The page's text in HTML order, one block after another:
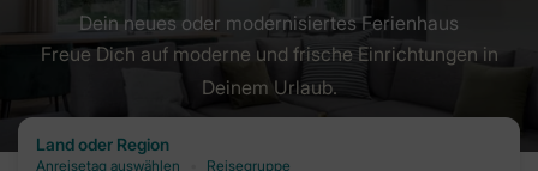
Freue Dich auf moderne und frische Einrichtungen in
Deinem Urlaub.